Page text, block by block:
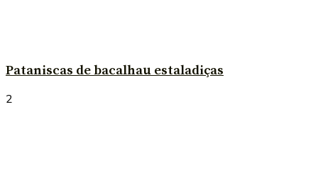
Pataniscas de bacalhau estaladiças
2